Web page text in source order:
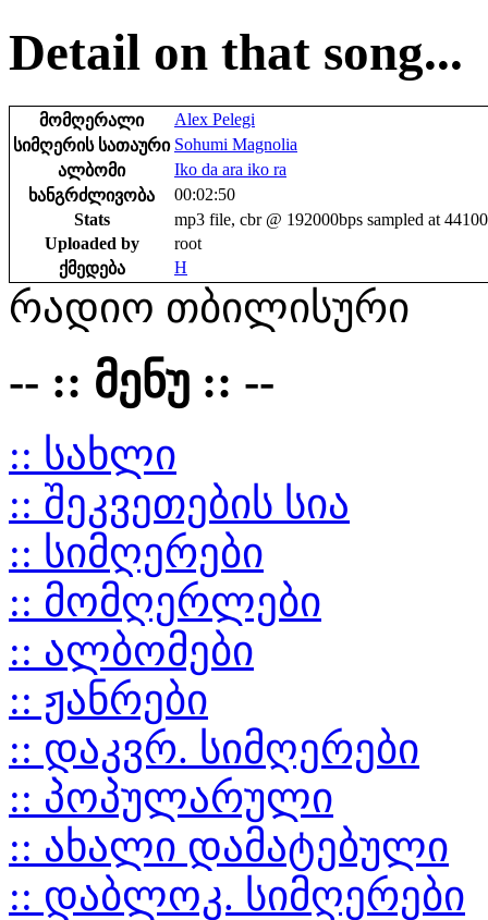
Detail on that song...
მომღერალი
Alex Pelegi
სიმღერის სათაური Sohumi Magnolia
ალბომი
Iko da ara iko ra
ხანგრძლივობა
00:02:50
Stats
mp3 file, cbr @ 192000bps sampled at
Uploaded by
root
ქმედება
H
რადიო თბილისური
-- :: მენუ :: --
:: სახლი
:: შეკვეთების სია
:: სიმღერები
:: მომღერლები
:: ალბომები
:: ჟანრები
:: დაკვრ. სიმღერები
:: პოპულარული
:: ახალი დამატებული
:: დაბლოკ. სიმღერები